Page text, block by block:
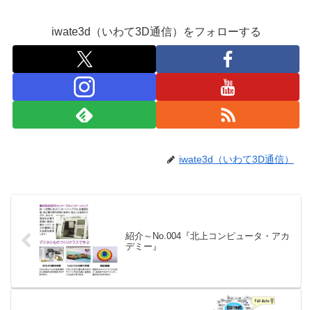
iwate3d（いわて3D通信）をフォローする
iwate3d（いわて3D通信）
紹介～No.004『北上コンピュータ・アカ
デミー』